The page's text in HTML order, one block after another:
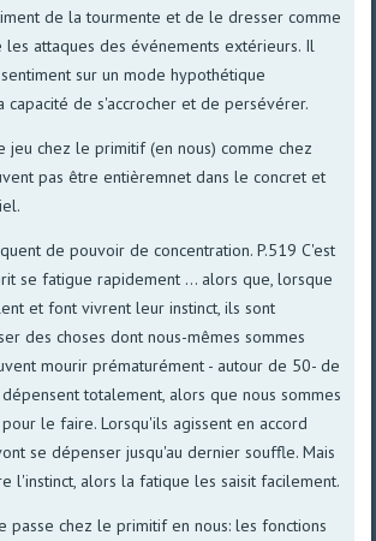
de la tourmente et de le dresser comme
les attaques des événements extérieurs. Il
sur un mode hypothétique
capacité de s'accrocher et de persévérer.
jeu chez le primitif (en nous) comme chez
pas être entièremnet dans le concret et
de pouvoir de concentration. P.519 C'est
se fatigue rapidement ... alors que, lorsque
et font vivrent leur instinct, ils sont
des choses dont nous-mêmes sommes
mourir prématurément - autour de 50- de
totalement, alors que nous sommes
le faire. Lorsqu'ils agissent en accord
se dépenser jusqu'au dernier souffle. Mais
l'instinct, alors la fatique les saisit facilement.
passe chez le primitif en nous: les fonctions